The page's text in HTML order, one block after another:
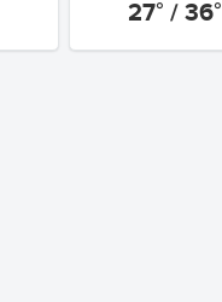
27° / 36°